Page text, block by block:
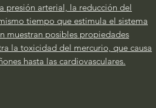
presión arterial, la reducción del
tiempo que estimula el sistema
muestran posibles propiedades
la toxicidad del mercurio, que causa
hasta las cardiovasculares.